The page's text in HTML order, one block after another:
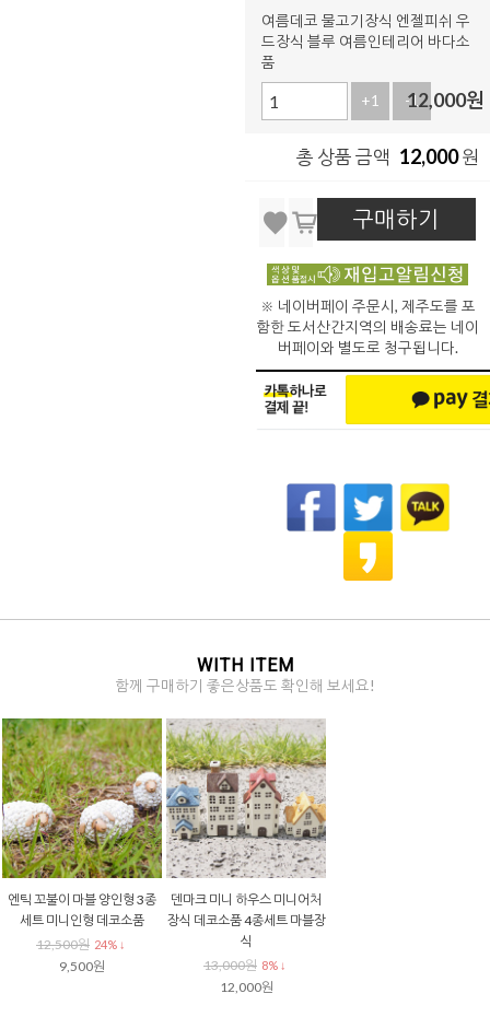
여름데코 물고기장식 엔젤피쉬 우
드장식 블루 여름인테리어 바다소
품
+1 -1
12,000원
총 상품 금액 12,000원
구매하기
※ 네이버페이 주문시, 제주도를 포
함한 도서산간지역의 배송료는 네이
버페이와 별도로 청구됩니다.
WITH ITEM
함께 구매하기 좋은상품도 확인해 보세요!
엔틱 꼬불이 마블 양인형 3종
세트 미니인형 데코소품
12,500원 24% ↓
9,500원
덴마크 미니 하우스 미니어처
장식 데코소품 4종세트 마블장
식
13,000원 8% ↓
12,000원